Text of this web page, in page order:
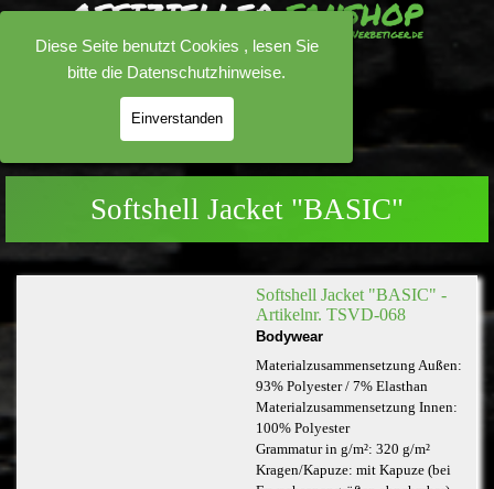
Diese Seite benutzt Cookies , lesen Sie
bitte die Datenschutzhinweise.
Einverstanden
Direkt zum Seiteninhalt
0.00 €
Menü überspringen
Softshell Jacket "BASIC"
Softshell Jacket "BASIC" -
Artikelnr. TSVD-068
Bodywear
Materialzusammensetzung Außen:
93% Polyester / 7% Elasthan
Materialzusammensetzung Innen:
100% Polyester
Grammatur in g/m²: 320 g/m²
Kragen/Kapuze: mit Kapuze (bei